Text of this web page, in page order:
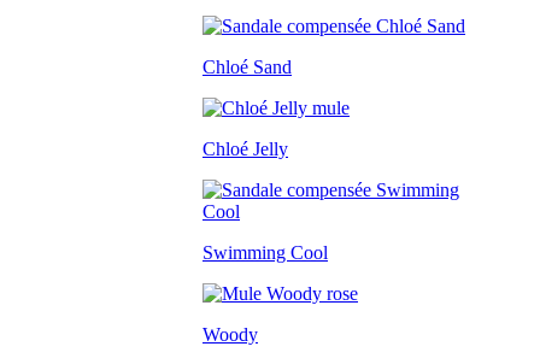
Chloé Sand
Chloé Jelly
Swimming Cool
Woody